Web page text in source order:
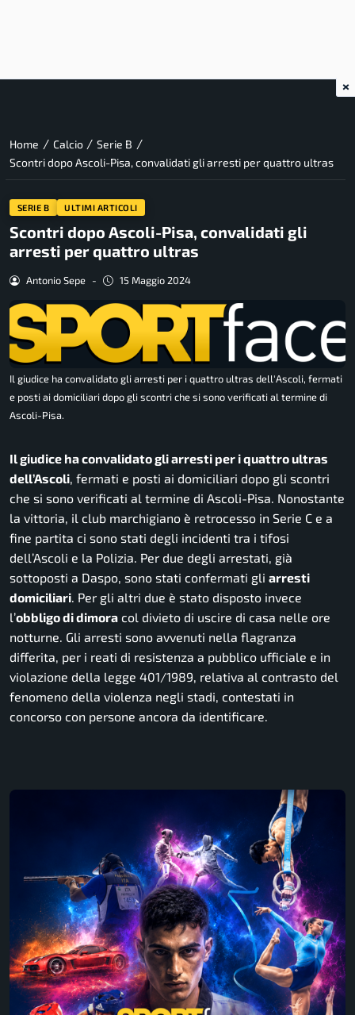
Home / Calcio / Serie B /
Scontri dopo Ascoli-Pisa, convalidati gli arresti per quattro ultras
SERIE B ULTIMI ARTICOLI
Scontri dopo Ascoli-Pisa, convalidati gli
arresti per quattro ultras
Antonio Sepe - 15 Maggio 2024
Il giudice ha convalidato gli arresti per i quattro ultras dell'Ascoli, fermati
e posti ai domiciliari dopo gli scontri che si sono verificati al termine di
Ascoli-Pisa.
Il giudice ha convalidato gli arresti per i quattro ultras
dell’Ascoli , fermati e posti ai domiciliari dopo gli scontri
che si sono verificati al termine di Ascoli-Pisa. Nonostante
la vittoria, il club marchigiano è retrocesso in Serie C e a
fine partita ci sono stati degli incidenti tra i tifosi
dell’Ascoli e la Polizia. Per due degli arrestati, già
sottoposti a Daspo, sono stati confermati gli arresti
domiciliari . Per gli altri due è stato disposto invece
l’obbligo di dimora col divieto di uscire di casa nelle ore
notturne. Gli arresti sono avvenuti nella flagranza
differita, per i reati di resistenza a pubblico ufficiale e in
violazione della legge 401/1989, relativa al contrasto del
fenomeno della violenza negli stadi, contestati in
concorso con persone ancora da identificare.
×